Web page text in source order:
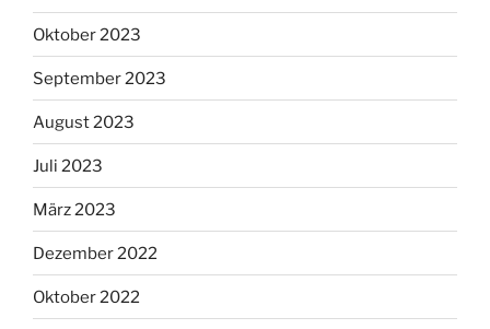
Oktober 2023
September 2023
August 2023
Juli 2023
März 2023
Dezember 2022
Oktober 2022